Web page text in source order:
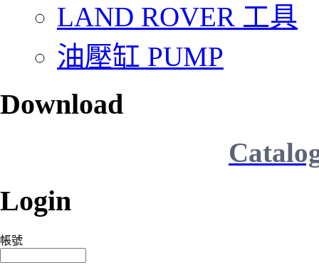
LAND ROVER 工具
油壓缸 PUMP
Download
Login
帳號